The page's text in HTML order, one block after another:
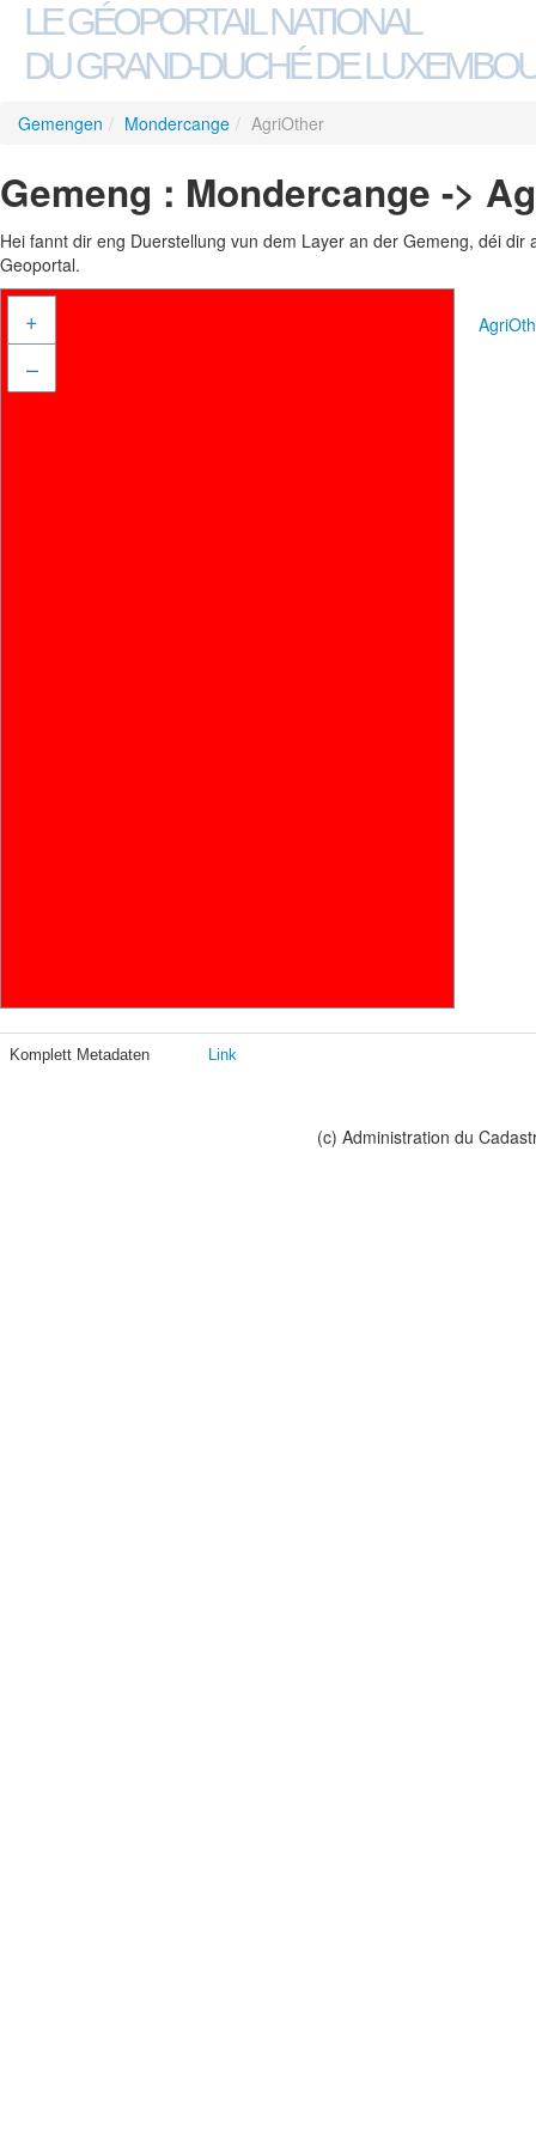
LE GÉOPORTAIL NATIONAL
DU GRAND-DUCHÉ DE
Gemengen / Mondercange / AgriOther
Gemeng : Mondercange ->
Hei fannt dir eng Duerstellung vun dem Layer an der Gemeng, déi
Geoportal.
+
–
Komplett Metadaten Link
(c) Administration du